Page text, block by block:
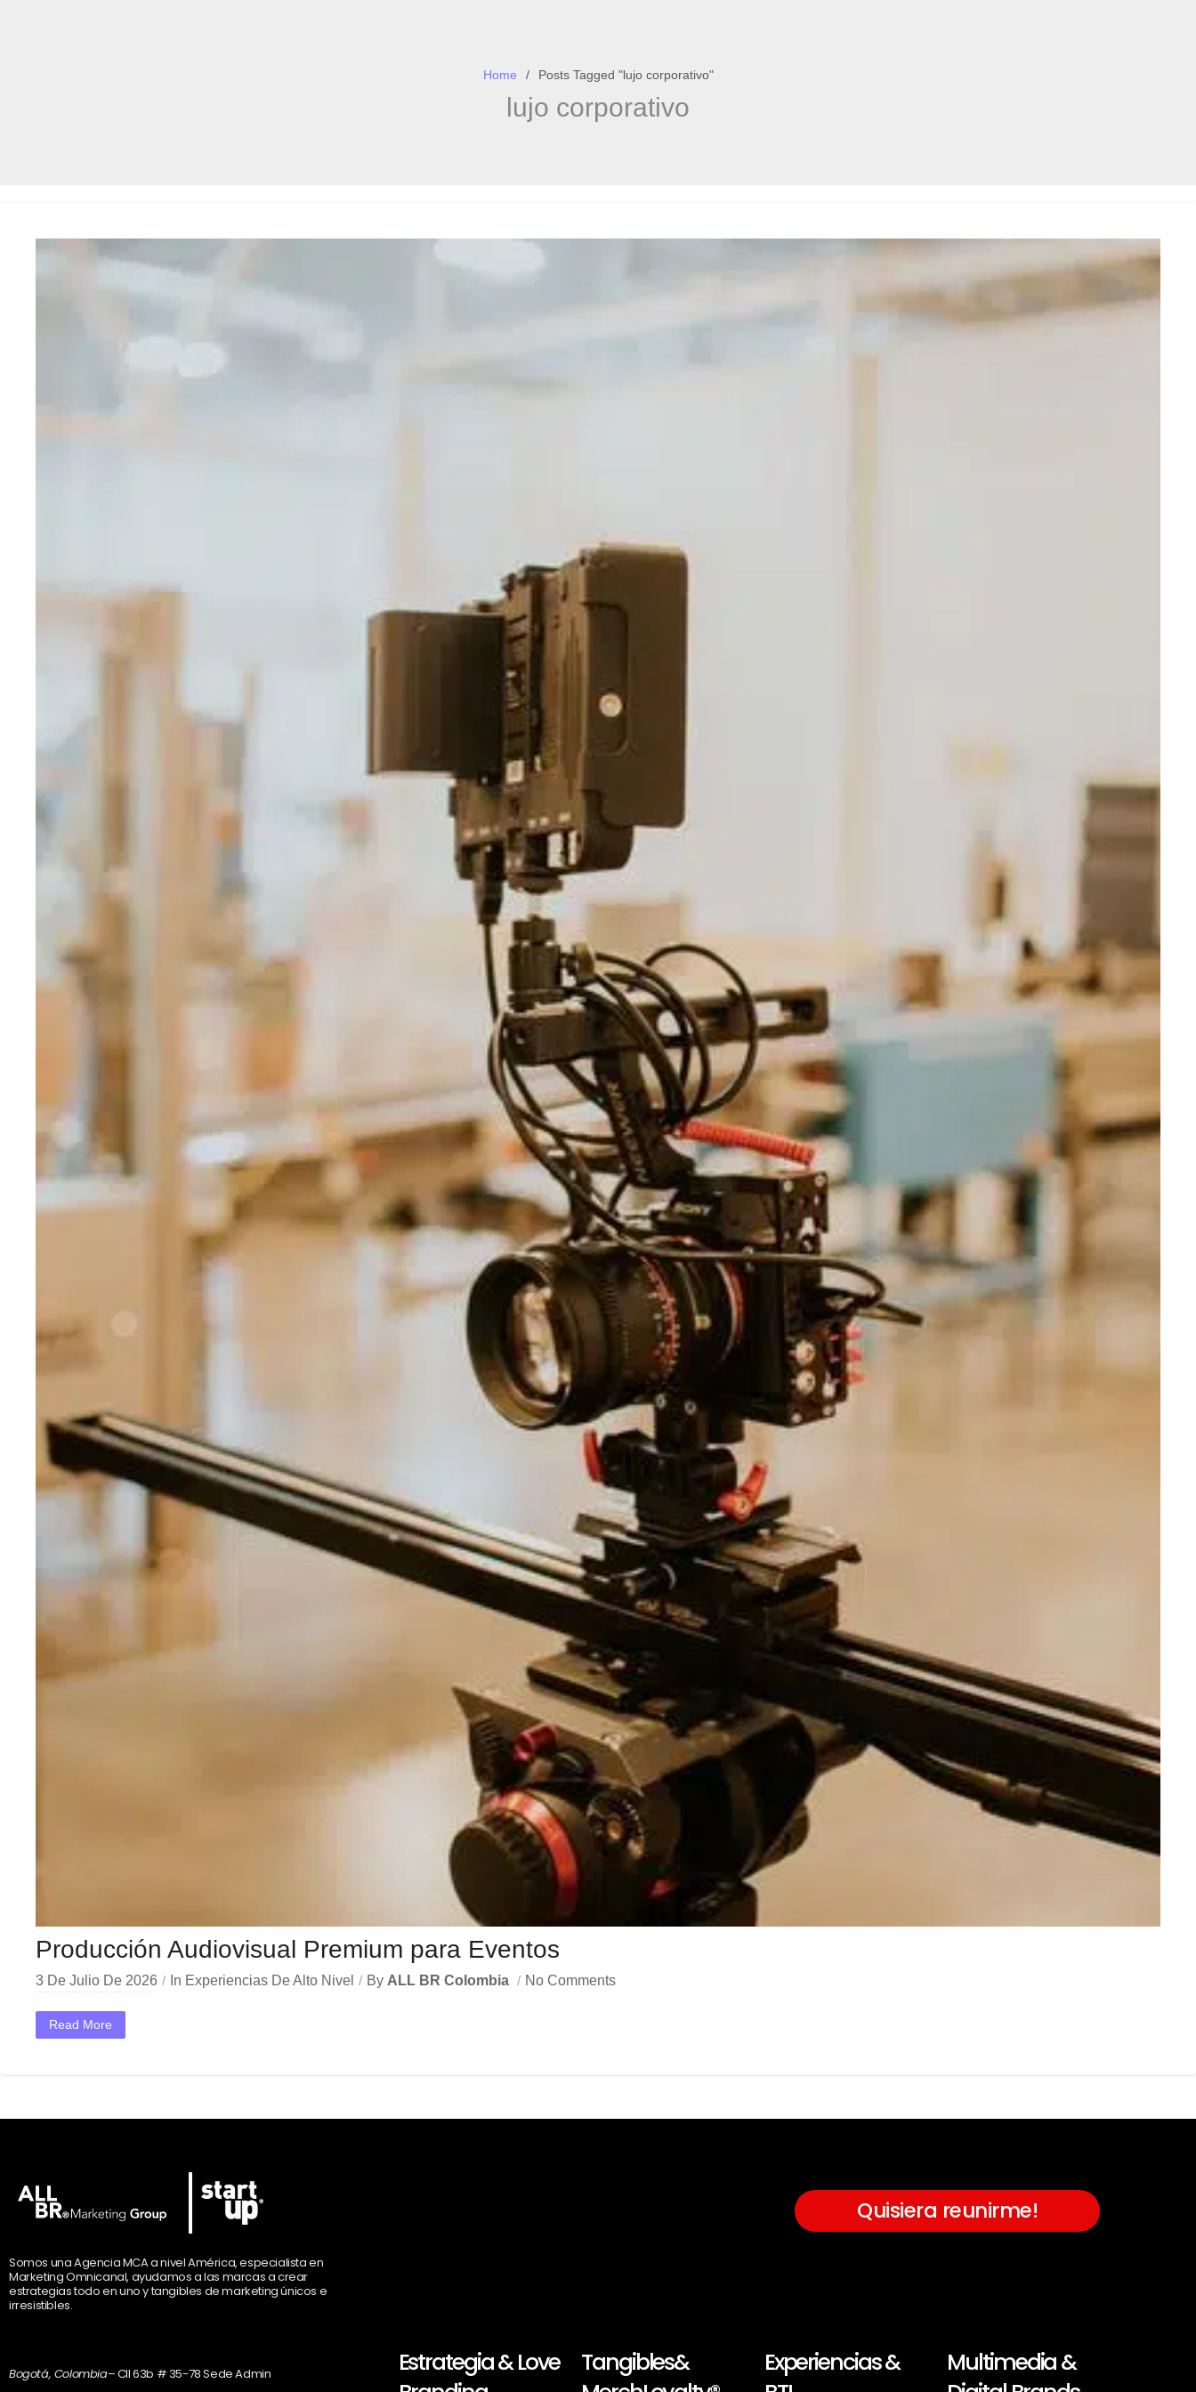
Home Posts Tagged "lujo corporativo"
lujo corporativo
Producción Audiovisual Premium para Eventos
3 De Julio De 2026 In Experiencias De Alto Nivel By ALL BR Colombia No Comments
Read More
Somos una Agencia MCA a nivel América, especialista en
Marketing Omnicanal, ayudamos a las marcas a crear
estrategias todo en uno y tangibles de marketing únicos e
irresistibles.
Bogotá, Colombia– Cll 63b # 35-78 Sede Admin
Quisiera reunirme!
Estrategia & Love
Tangibles&
Experiencias &
Multimedia &